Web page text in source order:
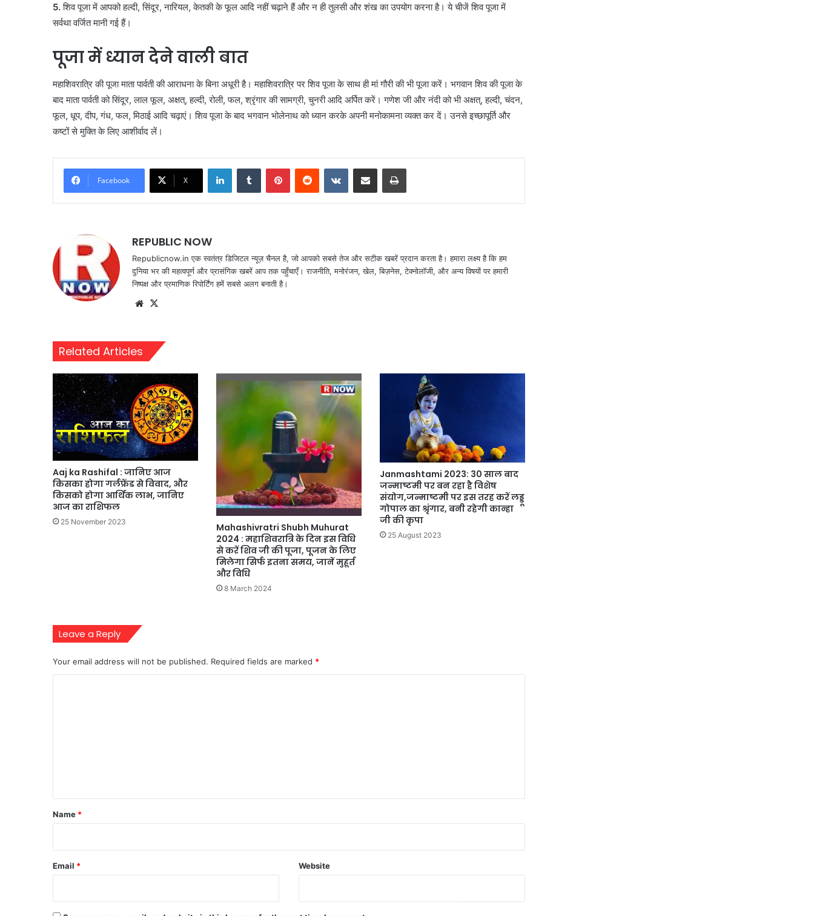
5.शिव पूजा में आपको हल्दी, सिंदूर, नारियल, केतकी के फूल आदि नहीं चढ़ाने हैं और न ही तुलसी और शंख का उपयोग करना है। ये चीजें शिव पूजा में
सर्वथा वर्जित मानी गई हैं।
पूजा में ध्यान देने वाली बात
महाशिवरात्रि की पूजा माता पार्वती की आराधना के बिना अधूरी है। महाशिवरात्रि पर शिव पूजा के साथ ही मां गौरी की भी पूजा करें। भगवान शिव की पूजा के
बाद माता पार्वती को सिंदूर, लाल फूल, अक्षत्, हल्दी, रोली, फल, श्रृंगार की सामग्री, चुनरी आदि अर्पित करें। गणेश जी और नंदी को भी अक्षत्, हल्दी, चंदन,
फूल, धूप, दीप, गंध, फल, मिठाई आदि चढ़ाएं। शिव पूजा के बाद भगवान भोलेनाथ को ध्यान करके अपनी मनोकामना व्यक्त कर दें। उनसे इच्छापूर्ति और
कष्टों से मुक्ति के लिए आशीर्वाद लें।
Facebook X
LinkedInTumblr PinterestReddit VKontakteShare via Email Print
REPUBLIC NOW
Republicnow.in एक स्वतंत्र डिजिटल न्यूज़ चैनल है, जो आपको सबसे तेज और सटीक खबरें प्रदान करता है। हमारा लक्ष्य है कि हम
दुनिया भर की महत्वपूर्ण और प्रासंगिक खबरें आप तक पहुँचाएँ। राजनीति, मनोरंजन, खेल, बिज़नेस, टेक्नोलॉजी, और अन्य विषयों पर हमारी
निष्पक्ष और प्रमाणिक रिपोर्टिंग हमें सबसे अलग बनाती है।
Website
Related Articles
Aaj ka Rashifal : जानिए आज
किसका होगा गर्लफ्रेंड से विवाद, और
किसको होगा आर्थिक लाभ, जानिए
आज का राशिफल
25 November 2023
Mahashivratri Shubh Muhurat
2024 : महाशिवरात्रि के दिन इस विधि
से करें शिव जी की पूजा, पूजन के लिए
मिलेगा सिर्फ इतना समय, जानें मुहूर्त
और विधि
8 March 2024
Janmashtami 2023: 30 साल बाद
जन्माष्टमी पर बन रहा है विशेष
संयोग,जन्माष्टमी पर इस तरह करें लड्डू
गोपाल का श्रृंगार, बनी रहेगी कान्हा
जी की कृपा
25 August 2023
Leave a Reply
Your email address will not be published. Required fields are marked *
*
Name *
Email * Website